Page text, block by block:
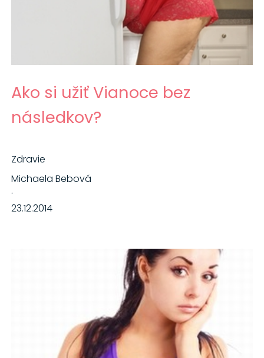
Ako si užiť Vianoce bez
následkov?
Zdravie
Michaela Bebová
·
23.12.2014